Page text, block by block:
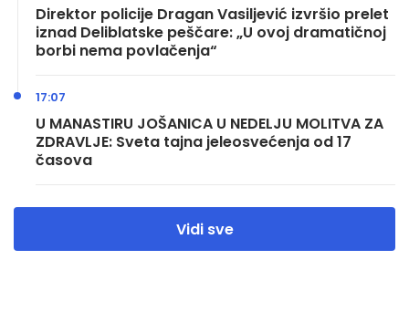
Direktor policije Dragan Vasiljević izvršio prelet
iznad Deliblatske peščare: „U ovoj dramatičnoj
borbi nema povlačenja“
U MANASTIRU JOŠANICA U NEDELJU MOLITVA ZA
ZDRAVLJE: Sveta tajna jeleosvećenja od 17
časova
17:07
Vidi sve